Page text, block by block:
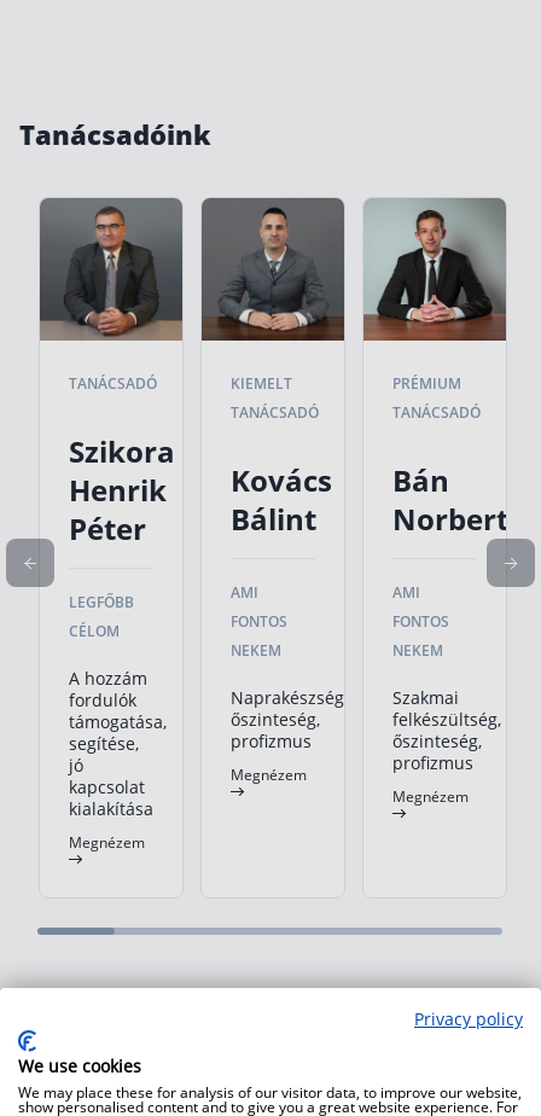
Tanácsadóink
TANÁCSADÓ
Szikora
Henrik
Péter
LEGFŐBB
CÉLOM
A hozzám
fordulók
támogatása,
segítése,
jó
kapcsolat
kialakítása
Megnézem
KIEMELT
TANÁCSADÓ
Kovács
Bálint
AMI
FONTOS
NEKEM
Naprakészség,
őszinteség,
profizmus
Megnézem
PRÉMIUM
TANÁCSADÓ
Bán
Norbert
AMI
FONTOS
NEKEM
Szakmai
felkészültség,
őszinteség,
profizmus
Megnézem
Privacy policy
We use cookies
We may place these for analysis of our visitor data, to improve our website,
show personalised content and to give you a great website experience. For